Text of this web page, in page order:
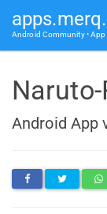
Android Community • App
Android App